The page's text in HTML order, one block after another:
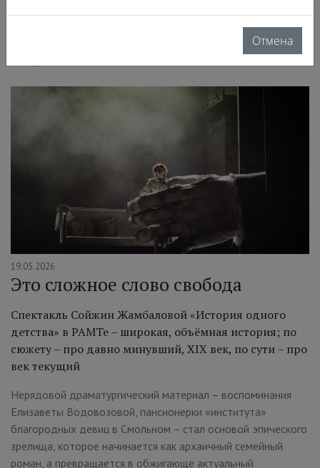
в этой густонаселённой вселенной нашлось место
экзистенциальным кризисам, чёрному юмору, любви и
19.05.2026
Это сложное слово свобода
Спектакль Сойжин Жамбаловой «История одного
детства» в РАМТе – широкая, объёмная история; по
сюжету – про давно минувший, XIX век, по сути – про
век текущий
Нерядовой драматургический материал – воспоминания
Елизаветы Водовозовой, пансионерки «института»
благородных девиц в Смольном – стал основой эпического
зрелища, которое начинается как архаичный семейный
роман, а превращается в обжигающе актуальный
Отмена